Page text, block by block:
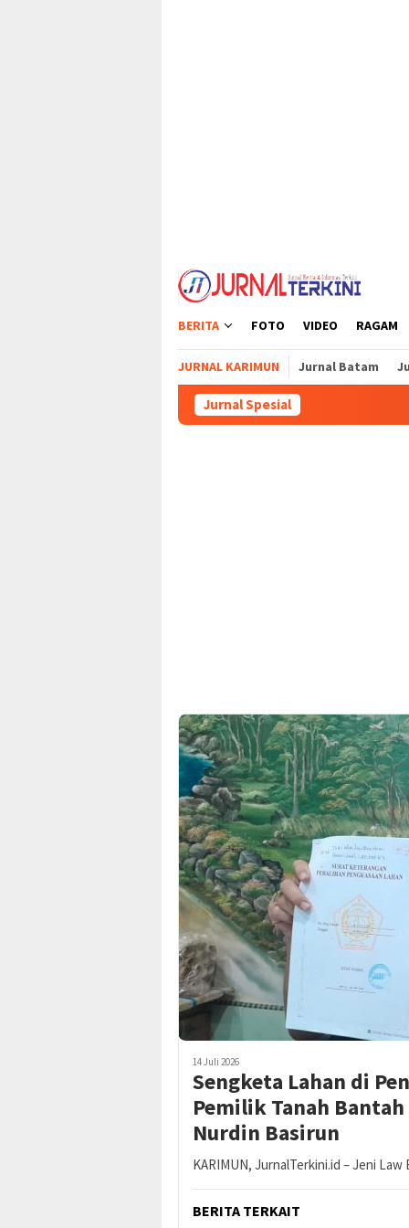
BERITA FOTO VIDEO RAGAM
JURNAL KARIMUN Jurnal Batam
Jurnal Spesial
14 Juli 2026
Sengketa Lahan di
Pemilik Tanah
Nurdin Basirun
KARIMUN, JurnalTerkini.id – Jeni Law
BERITA TERKAIT